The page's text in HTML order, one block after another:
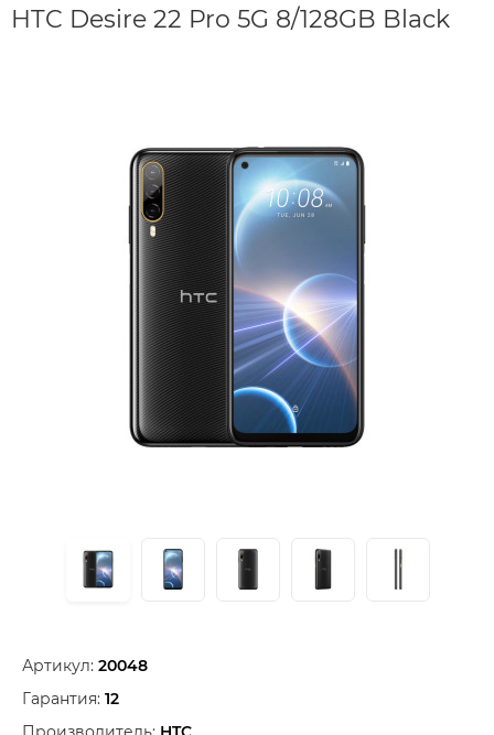
HTC Desire 22 Pro 5G 8/128GB Black
Артикул: 20048
Гарантия: 12